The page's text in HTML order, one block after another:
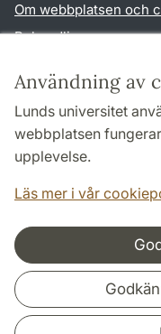
Användning av
Lunds universitet
webbplatsen
upplevelse.
Läs mer i vår
Om webbplatsen och
Behandling av
TYPO3-login
Följ oss i sociala